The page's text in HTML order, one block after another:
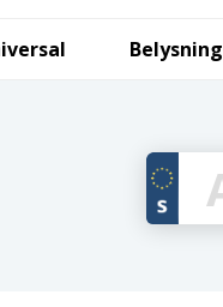
Belysning